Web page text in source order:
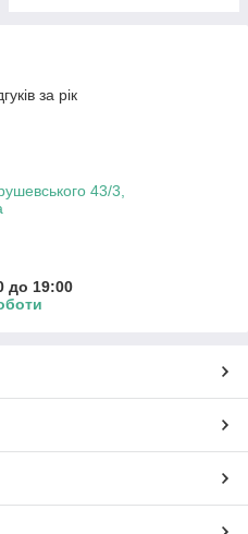
за рік
43/3,
до 19:00